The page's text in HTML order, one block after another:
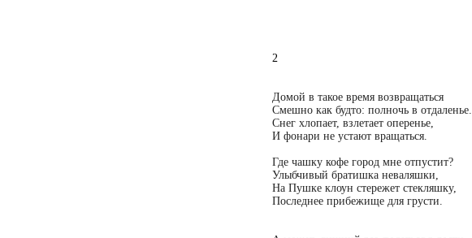
2
Домой в такое время возвращаться
Смешно как будто: полночь в отдаленье.
Снег хлопает, взлетает оперенье,
И фонари не устают вращаться.
Где чашку кофе город мне отпустит?
Улыбчивый братишка неваляшки,
На Пушке клоун стережет стекляшку,
Последнее прибежище для грусти.